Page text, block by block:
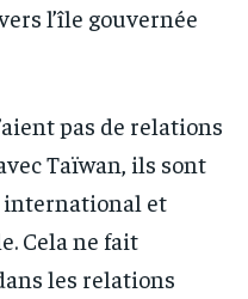
l’île gouvernée
pas de relations
Taïwan, ils sont
et
Cela ne fait
les relations